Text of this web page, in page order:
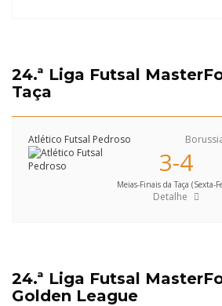
24.ª Liga Futsal
Taça
Atlético Futsal Pedroso
3-4
Meias-Finais da Taça (Sexta-
Detalhe
24.ª Liga Futsal
Golden League